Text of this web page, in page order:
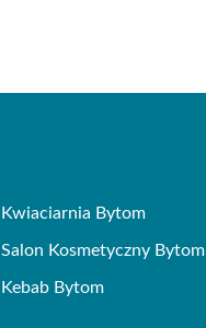
Kwiaciarnia Bytom
Salon Kosmetyczny Bytom
Kebab Bytom